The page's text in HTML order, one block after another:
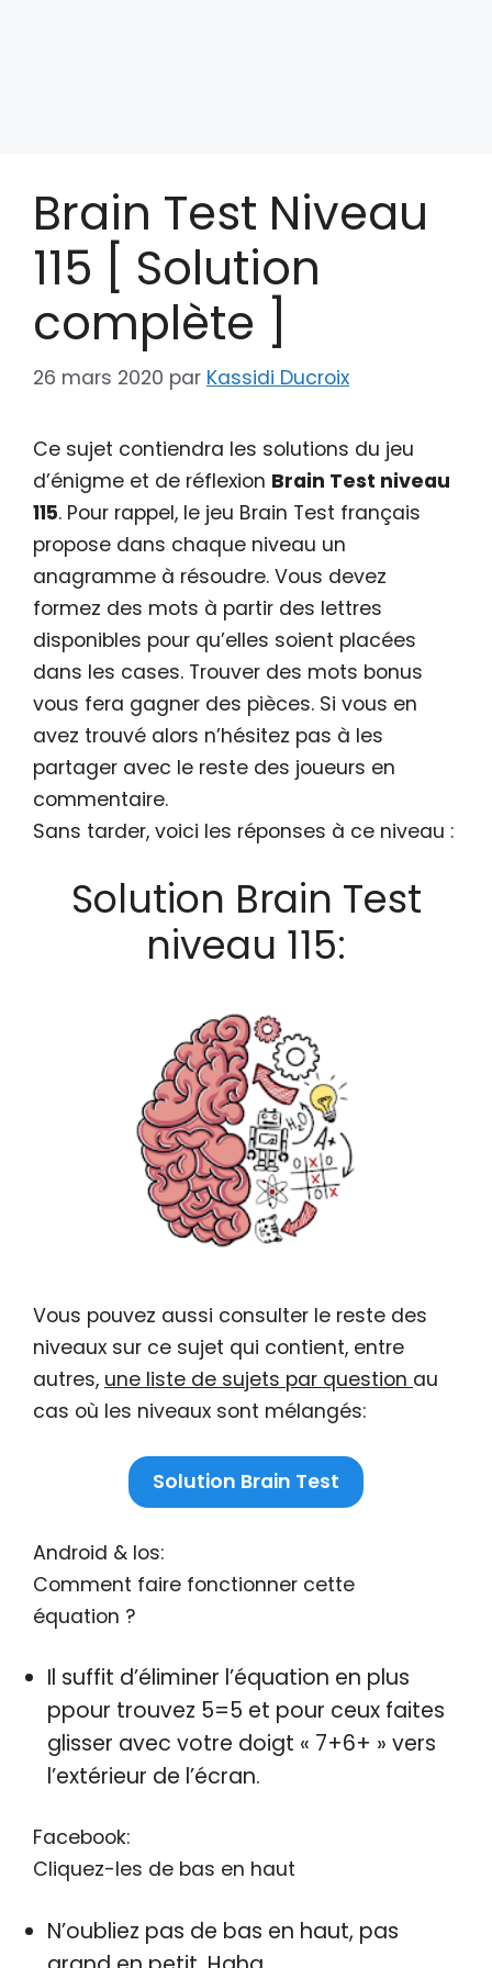
Brain Test Niveau
115 [ Solution
complète ]
26 mars 2020 par Kassidi Ducroix
Ce sujet contiendra les solutions du jeu
d’énigme et de réflexion Brain Test niveau
115. Pour rappel, le jeu Brain Test français
propose dans chaque niveau un
anagramme à résoudre. Vous devez
formez des mots à partir des lettres
disponibles pour qu’elles soient placées
dans les cases. Trouver des mots bonus
vous fera gagner des pièces. Si vous en
avez trouvé alors n’hésitez pas à les
partager avec le reste des joueurs en
commentaire.
Sans tarder, voici les réponses à ce niveau :
Solution Brain Test
niveau 115:
Vous pouvez aussi consulter le reste des
niveaux sur ce sujet qui contient, entre
autres, une liste de sujets par question au
cas où les niveaux sont mélangés:
Solution Brain Test
Android & Ios:
Comment faire fonctionner cette
équation ?
Il suffit d’éliminer l’équation en plus
ppour trouvez 5=5 et pour ceux faites
glisser avec votre doigt « 7+6+ » vers
l’extérieur de l’écran.
Facebook:
Cliquez-les de bas en haut
N’oubliez pas de bas en haut, pas